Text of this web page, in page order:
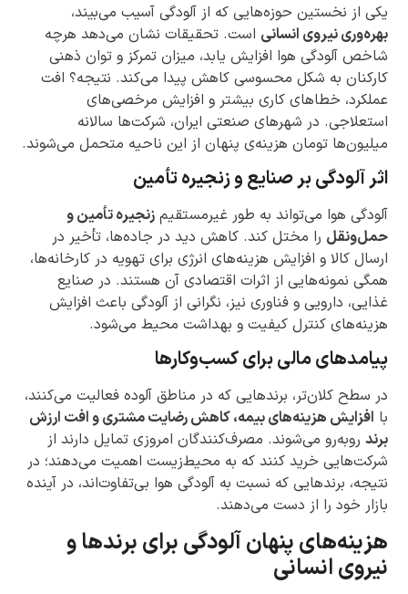
یکی از نخستین حوزه‌هایی که از آلودگی آسیب می‌بیند،
بهره‌وری نیروی انسانی است. تحقیقات نشان می‌دهد هرچه
شاخص آلودگی هوا افزایش یابد، میزان تمرکز و توان ذهنی
کارکنان به شکل محسوسی کاهش پیدا می‌کند. نتیجه؟ افت
عملکرد، خطاهای کاری بیشتر و افزایش مرخصی‌های
استعلاجی. در شهرهای صنعتی ایران، شرکت‌ها سالانه
میلیون‌ها تومان هزینه‌ی پنهان از این ناحیه متحمل می‌شوند.
اثر آلودگی بر صنایع و زنجیره تأمین
آلودگی هوا می‌تواند به طور غیرمستقیم زنجیره تأمین و
حمل‌ونقل را مختل کند. کاهش دید در جاده‌ها، تأخیر در
ارسال کالا و افزایش هزینه‌های انرژی برای تهویه در کارخانه‌ها،
همگی نمونه‌هایی از اثرات اقتصادی آن هستند. در صنایع
غذایی، دارویی و فناوری نیز، نگرانی از آلودگی باعث افزایش
هزینه‌های کنترل کیفیت و بهداشت محیط می‌شود.
پیامدهای مالی برای کسب‌وکارها
در سطح کلان‌تر، برندهایی که در مناطق آلوده فعالیت می‌کنند،
با افزایش هزینه‌های بیمه، کاهش رضایت مشتری و افت ارزش
برند روبه‌رو می‌شوند. مصرف‌کنندگان امروزی تمایل دارند از
شرکت‌هایی خرید کنند که به محیط‌زیست اهمیت می‌دهند؛ در
نتیجه، برندهایی که نسبت به آلودگی هوا بی‌تفاوت‌اند، در آینده
بازار خود را از دست می‌دهند.
هزینه‌های پنهان آلودگی برای برندها و
نیروی انسانی